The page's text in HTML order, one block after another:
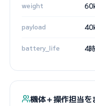
weight
payload
battery_life 4
機体＋操作担当を